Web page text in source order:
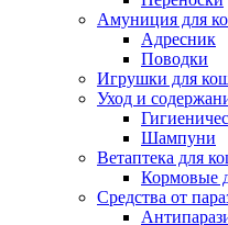
Амуниция для
Адресник
Поводки
Игрушки для
Уход и
Шампуни
Ветаптека для
Кормовые
Средства от